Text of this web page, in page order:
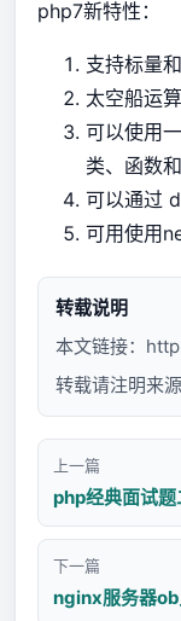
php7新特性：
支持标量
太空船运算
可以使用
类、函数
可以通过
可用使用
转载说明
本文链接：
转载请注明来
上一篇
php经典面试
下一篇
nginx服务器